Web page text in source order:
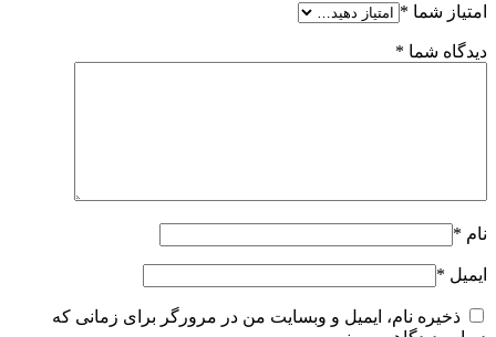
شما *
شما *
*
ذخیره نام، ایمیل و وبسایت من در مرورگر برای زمانی که